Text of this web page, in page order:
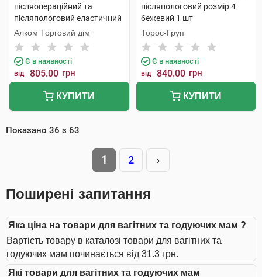
післяопераційний та
післяпологовий еластичний
розмір 7 1 шт
Алком Торговий дім
Є в наявності
від 805.00 грн
КУПИТИ
післяпологовий розмір 4
бежевий 1 шт
Торос-Груп
Є в наявності
від 840.00 грн
КУПИТИ
Показано 36 з 63
1 2 ›
Поширені запитання
Яка ціна на товари для вагітних та годуючих мам ?
Вартість товару в каталозі товари для вагітних та
годуючих мам починається від 31.3 грн.
Які товари для вагітних та годуючих мам